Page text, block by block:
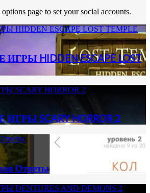
page to set your social accounts.
HIDDEN ESCAPE LOST TEMPLE
HIDDEN ESCAPE LOST
SCARY HORROR 2
SCARY HORROR 2
Ответы
DENTURES AND DEMONS 2